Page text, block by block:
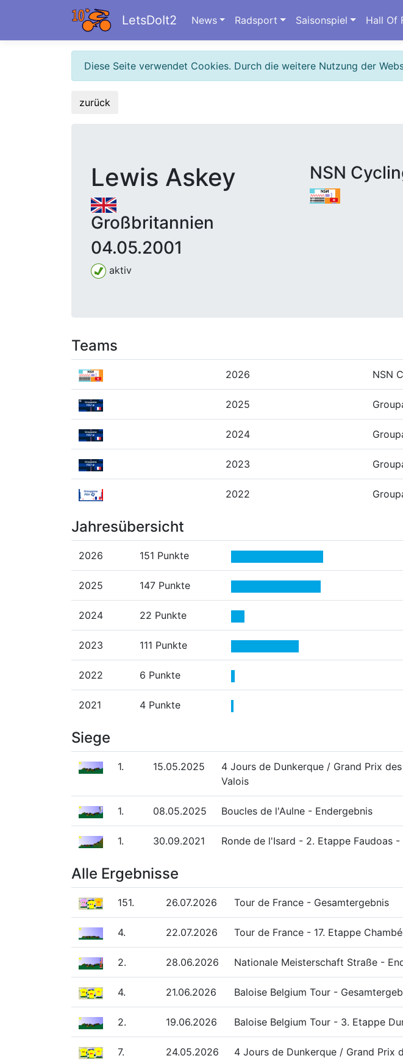
LetsDoIt2 News Radsport Saisonspiel Hall Of
Diese Seite verwendet Cookies. Durch die weitere Nutzung der
zurück
Lewis Askey
Großbritannien
04.05.2001
aktiv
NSN
Teams
2026 NSN
2025
2024
2023
2022
Jahresübersicht
2026 151 Punkte
2025 147 Punkte
2024 22 Punkte
2023 111 Punkte
2022 6 Punkte
2021 4 Punkte
Siege
1. 15.05.2025
4 Jours de Dunkerque / Grand Prix
Valois
1. 08.05.2025 Boucles de l'Aulne - Endergebnis
1. 30.09.2021 Ronde de l'Isard - 2. Etappe Faudoas -
Alle Ergebnisse
151. 26.07.2026 Tour de France - Gesamtergebnis
4. 22.07.2026 Tour de France - 17. Etappe
2. 28.06.2026 Nationale Meisterschaft Straße -
4. 21.06.2026 Baloise Belgium Tour -
2. 19.06.2026 Baloise Belgium Tour - 3. Etappe
7. 24.05.2026 4 Jours de Dunkerque / Grand Prix